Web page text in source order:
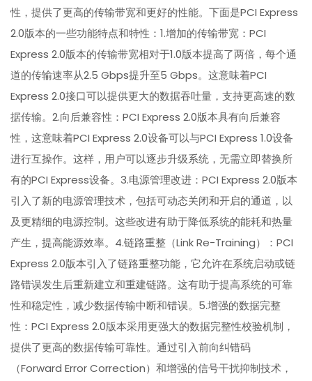
性，提供了更高的传输带宽和更好的性能。下面是PCI Express
2.0版本的一些功能特点和特性：1.增加的传输带宽：PCI
Express 2.0版本的传输带宽相对于1.0版本提高了两倍，每个通
道的传输速率从2.5 Gbps提升至5 Gbps。这意味着PCI
Express 2.0接口可以提供更大的数据吞吐量，支持更高速的数
据传输。2.向后兼容性：PCI Express 2.0版本具有向后兼容
性，这意味着PCI Express 2.0设备可以与PCI Express 1.0设备
进行互操作。这样，用户可以逐步升级系统，无需立即替换所
有的PCI Express设备。3.电源管理改进：PCI Express 2.0版本
引入了新的电源管理技术，包括可动态关闭和开启的通道，以
及更精细的电源控制。这些改进有助于降低系统的能耗和热量
产生，提高能源效率。4.链路重整（Link Re-Training）：PCI
Express 2.0版本引入了链路重整功能，它允许在系统启动或链
路错误发生后重新建立和重建链路。这有助于提高系统的可靠
性和稳定性，减少数据传输中断和错误。5.增强的数据完整
性：PCI Express 2.0版本采用更强大的数据完整性校验机制，
提供了更高的数据传输可靠性。通过引入前向纠错码
（Forward Error Correction）和增强的信号干扰抑制技术，